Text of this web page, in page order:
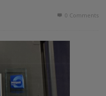
0 Comments